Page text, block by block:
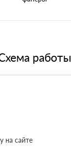
работы
на сайте